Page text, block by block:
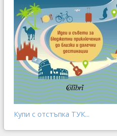
Купи с отстъпка ТУК...